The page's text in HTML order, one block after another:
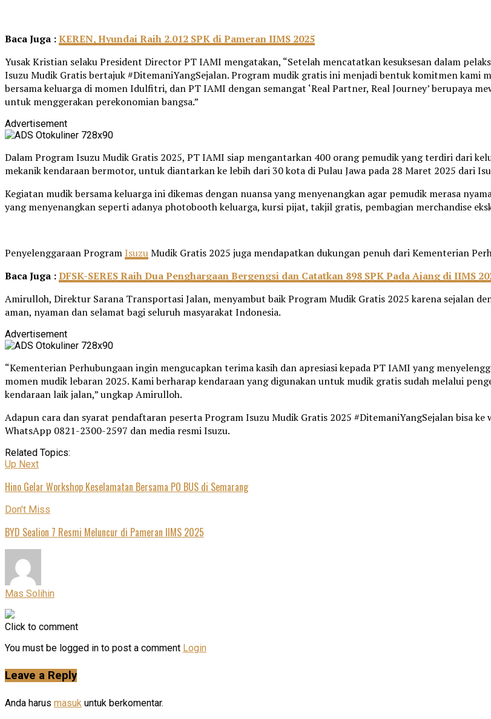
Baca Juga :KEREN, Hyundai Raih 2.012 SPK di Pameran IIMS 2025
Yusak Kristian selaku President Director PT IAMI mengatakan, “Setelah mencatatkan kesuksesan dalam
Isuzu Mudik Gratis bertajuk #DitemaniYangSejalan. Program mudik gratis ini menjadi bentuk komitmen kami
bersama keluarga di momen Idulfitri, dan PT IAMI dengan semangat ‘Real Partner, Real Journey’ berupaya
untuk menggerakan perekonomian bangsa.”
Advertisement
Dalam Program Isuzu Mudik Gratis 2025, PT IAMI siap mengantarkan 400 orang pemudik yang terdiri dari
mekanik kendaraan bermotor, untuk diantarkan ke lebih dari 30 kota di Pulau Jawa pada 28 Maret 2025 dari
Kegiatan mudik bersama keluarga ini dikemas dengan nuansa yang menyenangkan agar pemudik merasa
yang menyenangkan seperti adanya photobooth keluarga, kursi pijat, takjil gratis, pembagian merchandise
Penyelenggaraan ProgramIsuzuMudik Gratis 2025 juga mendapatkan dukungan penuh dari Kementerian
Baca Juga :DFSK-SERES Raih Dua Penghargaan Bergengsi dan Catatkan 898 SPK Pada Ajang di IIMS
Amirulloh, Direktur Sarana Transportasi Jalan, menyambut baik Program Mudik Gratis 2025 karena sejalan
aman, nyaman dan selamat bagi seluruh masyarakat Indonesia.
Advertisement
“Kementerian Perhubungaan ingin mengucapkan terima kasih dan apresiasi kepada PT IAMI yang
momen mudik lebaran 2025. Kami berharap kendaraan yang digunakan untuk mudik gratis sudah melalui
kendaraan laik jalan,” ungkap Amirulloh.
Adapun cara dan syarat pendaftaran peserta Program Isuzu Mudik Gratis 2025 #DitemaniYangSejalan bisa ke
WhatsApp 0821-2300-2597 dan media resmi Isuzu.
Related Topics:
Up Next
Hino Gelar Workshop Keselamatan Bersama PO BUS di Semarang
Don't Miss
BYD Sealion 7 Resmi Meluncur di Pameran IIMS 2025
Mas Solihin
Click to comment
You must be logged in to post a comment Login
Leave a Reply
Anda harus masuk untuk berkomentar.